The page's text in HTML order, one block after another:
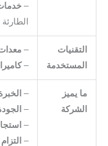
–
التقنيات
المستخدمة
–
–
ما يميز
الشركة
–
–
–
–